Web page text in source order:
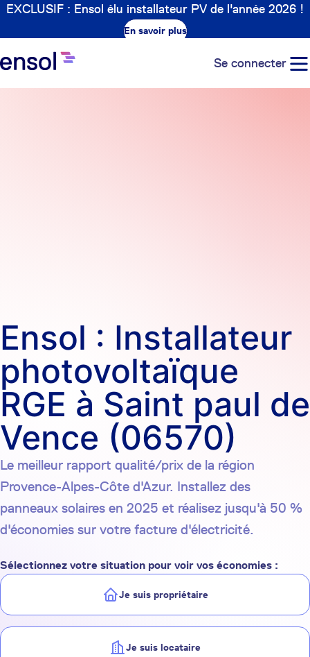
EXCLUSIF : Ensol élu installateur PV de l'année 2026 !
En savoir plus
Se connecter
Ensol : Installateur
photovoltaïque
RGE à Saint paul de
Vence (06570)
Le meilleur rapport qualité/prix de la région
Provence-Alpes-Côte d'Azur. Installez des
panneaux solaires en 2025 et réalisez jusqu'à 50 %
d'économies sur votre facture d'électricité.
Sélectionnez votre situation pour voir vos économies :
Je suis propriétaire
Je suis locataire